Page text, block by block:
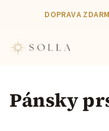
DOPRAVA
Pánsky